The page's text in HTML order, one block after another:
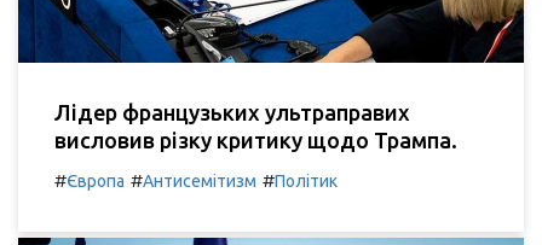
Лідер французьких ультраправих
висловив різку критику щодо Трампа.
#Європа #Антисемітизм #Політик